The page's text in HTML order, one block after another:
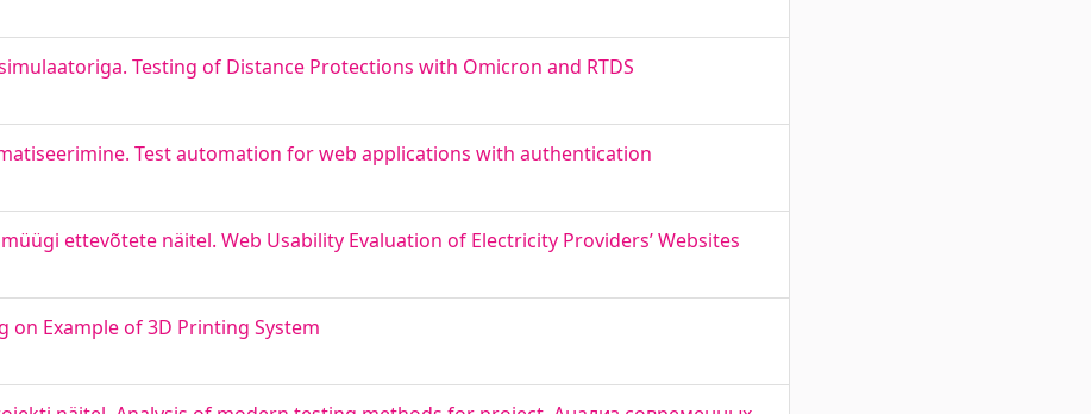
Testing of Distance Protections with Omicron and RTDS
Test automation for web applications with authentication
ettevõtete näitel. Web Usability Evaluation of Electricity Providers’ Websites
on Example of 3D Printing System